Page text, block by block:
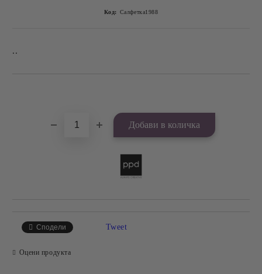
Код: Салфетка1988
..
Сподели Tweet
Оцени продукта